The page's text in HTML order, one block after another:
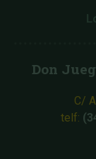
Don
C/
telf: